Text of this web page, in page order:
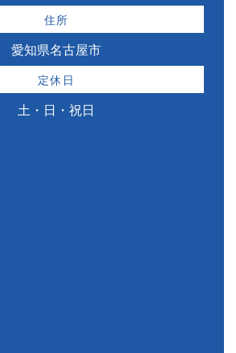
住所
愛知県名古屋市
定休日
土・日・祝日